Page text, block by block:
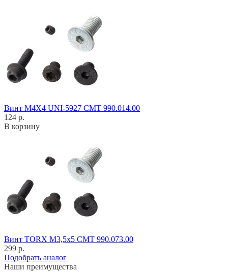
Винт M4X4 UNI-5927 CMT 990.014.00
124 р.
В корзину
Винт TORX M3,5x5 CMT 990.073.00
299 р.
Подобрать аналог
Наши преимущества